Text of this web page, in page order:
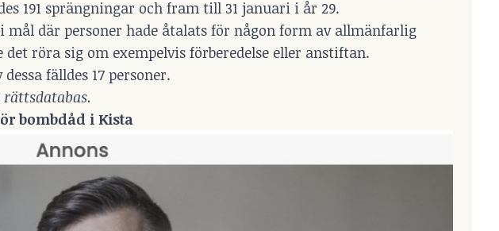
191 sprängningar och fram till 31 januari i år 29.
mål där personer hade åtalats för någon form av allmänfarlig
röra sig om exempelvis förberedelse eller anstiftan.
fälldes 17 personer.
bombdåd i Kista